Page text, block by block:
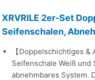
XRVRILE 2er-Set
Seifenschalen,
【Doppelschichtiges
Seifenschale Weiß
abnehmbares System.